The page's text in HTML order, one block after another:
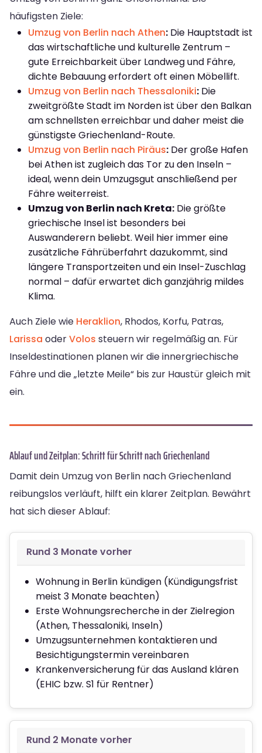
häufigsten Ziele:
Umzug von Berlin nach Athen: Die Hauptstadt ist
das wirtschaftliche und kulturelle Zentrum –
gute Erreichbarkeit über Landweg und Fähre,
dichte Bebauung erfordert oft einen Möbellift.
Umzug von Berlin nach Thessaloniki: Die
zweitgrößte Stadt im Norden ist über den Balkan
am schnellsten erreichbar und daher meist die
günstigste Griechenland-Route.
Umzug von Berlin nach Piräus: Der große Hafen
bei Athen ist zugleich das Tor zu den Inseln –
ideal, wenn dein Umzugsgut anschließend per
Fähre weiterreist.
Umzug von Berlin nach Kreta: Die größte
griechische Insel ist besonders bei
Auswanderern beliebt. Weil hier immer eine
zusätzliche Fährüberfahrt dazukommt, sind
längere Transportzeiten und ein Insel-Zuschlag
normal – dafür erwartet dich ganzjährig mildes
Klima.
Auch Ziele wie Heraklion, Rhodos, Korfu, Patras,
Larissa oderVolos steuern wir regelmäßig an. Für
Inseldestinationen planen wir die innergriechische
Fähre und die „letzte Meile“ bis zur Haustür gleich mit
ein.
Ablauf und Zeitplan: Schritt für Schritt nach Griechenland
Damit dein Umzug von Berlin nach Griechenland
reibungslos verläuft, hilft ein klarer Zeitplan. Bewährt
hat sich dieser Ablauf:
Rund 3 Monate vorher
Wohnung in Berlin kündigen (Kündigungsfrist
meist 3 Monate beachten)
Erste Wohnungsrecherche in der Zielregion
(Athen, Thessaloniki, Inseln)
Umzugsunternehmen kontaktieren und
Besichtigungstermin vereinbaren
Krankenversicherung für das Ausland klären
(EHIC bzw. S1 für Rentner)
Rund 2 Monate vorher